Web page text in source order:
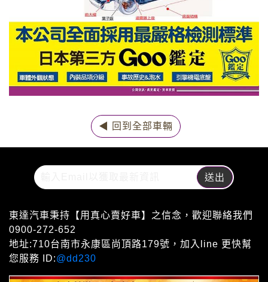
◀ 回到全部車輛
東達汽車秉持【用真心賣好車】之信念，歡迎聯絡我們
0900-272-652
地址:710台南市永康區尚頂路179號，加入line 更快幫
您服務 ID:@dd230